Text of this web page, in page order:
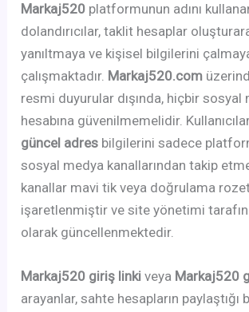
Markaj520 platformunun adını
dolandırıcılar, taklit hesaplar
yanıltmaya ve kişisel bilgilerini
çalışmaktadır. Markaj520.com
resmi duyurular dışında, hiçbir sosyal
hesabına güvenilmemelidir.
güncel adres bilgilerini sadece
sosyal medya kanallarından takip
kanallar mavi tik veya doğrulama
işaretlenmiştir ve site yönetimi
olarak güncellenmektedir.
Markaj520 giriş linki veya Markaj520
arayanlar, sahte hesapların paylaştığı